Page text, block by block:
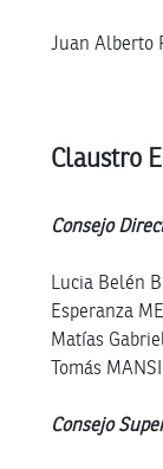
Juan Alberto
Claustro
Consejo
Lucia Belén
Esperanza
Matías
Tomás
Consejo